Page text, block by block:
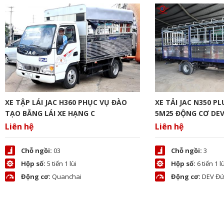
XE TẬP LÁI JAC H360 PHỤC VỤ ĐÀO
TẠO BẰNG LÁI XE HẠNG C
Liên hệ
Chỗ ngồi: 03
Hộp số: 5 tiến 1 lùi
Động cơ: Quanchai
XE TẢI JAC N350
5M25 ĐỘNG CƠ DEV
Liên hệ
Chỗ ngồi: 3
Hộp số: 6 tiến 1
Động cơ: DEV